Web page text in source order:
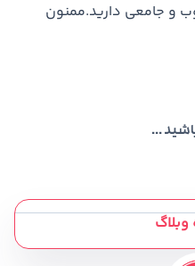
و جامعی دارید.ممنون
...